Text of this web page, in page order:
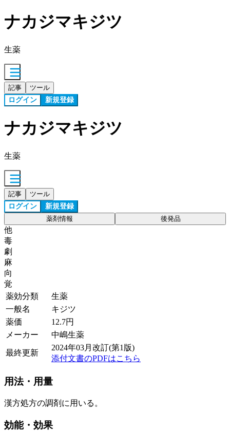
ナカジマキジツ
生薬
記事 ツール
ログイン 新規登録
ナカジマキジツ
生薬
記事 ツール
ログイン 新規登録
薬剤情報 後発品
他
毒
劇
麻
向
覚
薬効分類
生薬
一般名
キジツ
薬価
12.7円
メーカー
中嶋生薬
最終更新
2024年03月改訂(第1版)
添付文書のPDFはこちら
用法・用量
漢方処方の調剤に用いる。
効能・効果